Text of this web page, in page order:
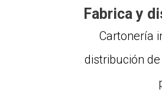
Fabrica y
Cartonería
distribución